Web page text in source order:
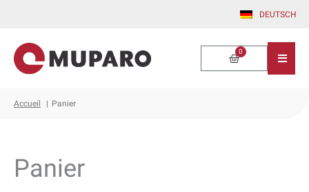
contenu
DEUTSCH
0
Panier
Accueil Panier
Panier